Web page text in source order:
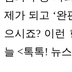
제가 되고 ‘완
으시죠? 이런
늘 <톡톡! 뉴